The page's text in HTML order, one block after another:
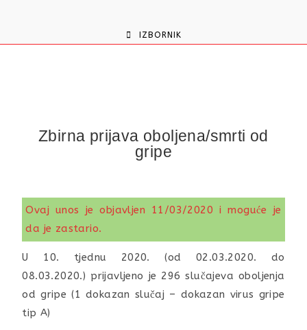
IZBORNIK
Zbirna prijava oboljena/smrti od
gripe
Ovaj unos je objavljen 11/03/2020 i moguće je
da je zastario.
U 10. tjednu 2020. (od 02.03.2020. do
08.03.2020.) prijavljeno je 296 slučajeva oboljenja
od gripe (1 dokazan slučaj – dokazan virus gripe
tip A)